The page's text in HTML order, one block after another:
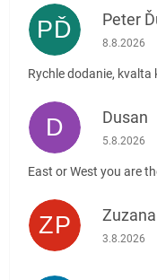
PĎ Peter
8.8.2026
Rychle dodanie, kvalta
D Dusan
5.8.2026
East or West you are
ZP 3.8.2026